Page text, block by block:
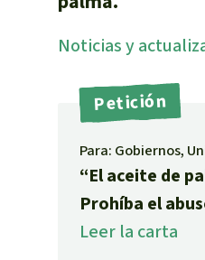
Noti­cias y
Petición
Para: Gobiernos,
“El aceite de
Prohíba el
Leer la carta